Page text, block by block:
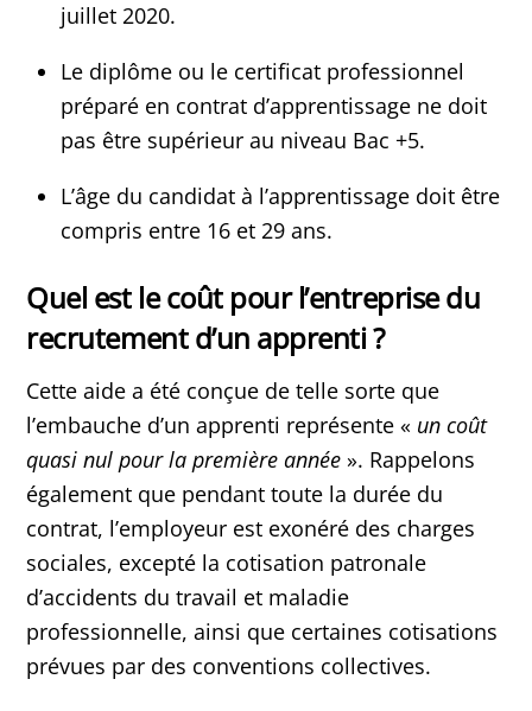
juillet 2020.
Le diplôme ou le certificat professionnel
préparé en contrat d’apprentissage ne doit
pas être supérieur au niveau Bac +5.
L’âge du candidat à l’apprentissage doit être
compris entre 16 et 29 ans.
Quel est le coût pour l’entreprise du
recrutement d’un apprenti ?
Cette aide a été conçue de telle sorte que
l’embauche d’un apprenti représente « un coût
quasi nul pour la première année ». Rappelons
également que pendant toute la durée du
contrat, l’employeur est exonéré des charges
sociales, excepté la cotisation patronale
d’accidents du travail et maladie
professionnelle, ainsi que certaines cotisations
prévues par des conventions collectives.